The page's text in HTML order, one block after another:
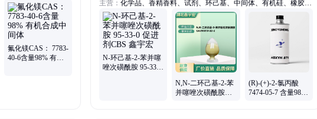
剂、水溶性酚醛树脂
氟化镁CAS： 7783-
40-6含量98% 有机
主营： 化学品、香精香料、试剂、环己基、中间体、有机硅、橡胶树
脂、催化剂、纳米材料
N-环己基-2-苯并噻
唑次磺酰胺 95-33-0
N,N-二环己基-2-苯
并噻唑次磺酰胺
(R)-(+)-2-氯丙酸
7474-05-7 含量98%